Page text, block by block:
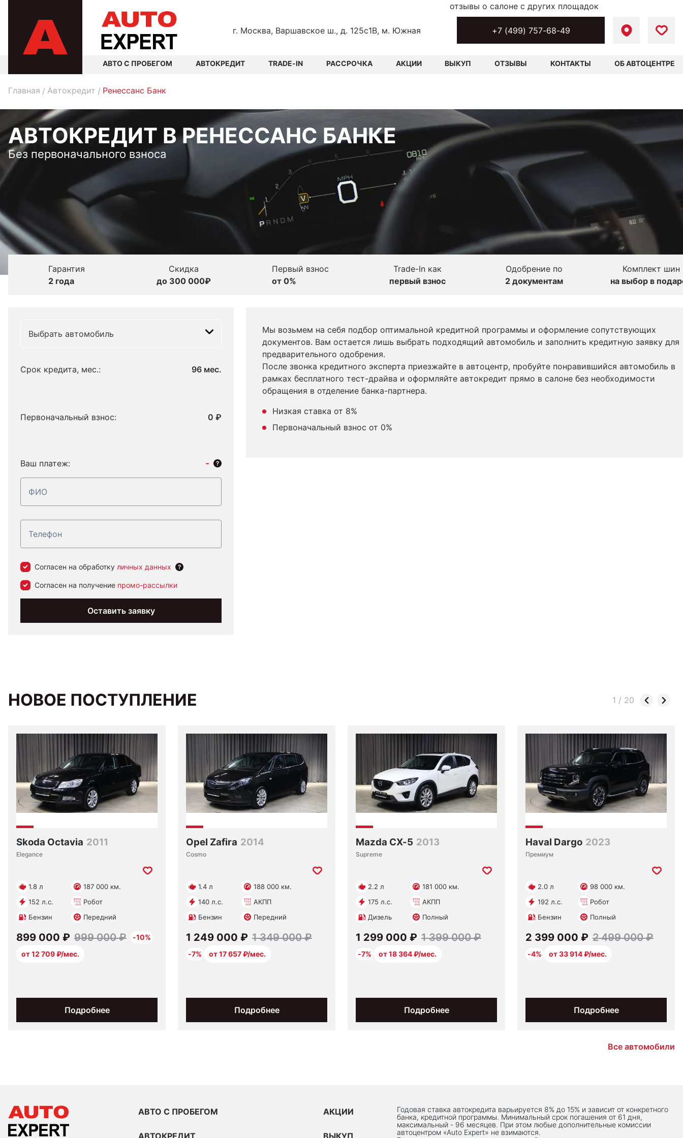
г. Москва, Варшавское ш., д. 125с1В, м. Южная +7 (499) 757-68-49
АВТО С ПРОБЕГОМ АВТОКРЕДИТ TRADE-IN РАССРОЧКА АКЦИИ ВЫКУП ОТЗЫВЫ КОНТАКТЫ ОБ АВТОЦЕНТРЕ
отзывы о салоне с других площадок
Главная Автокредит Ренессанс Банк
АВТОКРЕДИТ В РЕНЕССАНС БАНКЕ
Без первоначального взноса
Гарантия
2 года
Скидка
до 300 000₽
Первый взнос
от 0%
Trade-In как
первый взнос
Одобрение по
2 документам
Комплект шин
на выбор в
Выбрать автомобиль
Срок кредита, мес.: 96 мес.
Первоначальный взнос: 0 ₽
Ваш платеж: -
Согласен на обработку личных данных
Согласен на получение промо-рассылки
Оставить заявку
Мы возьмем на себя подбор оптимальной кредитной программы и оформление сопутствующих
документов. Вам остается лишь выбрать подходящий автомобиль и заполнить кредитную заявку для
предварительного одобрения.
После звонка кредитного эксперта приезжайте в автоцентр, пробуйте понравившийся автомобиль в
рамках бесплатного тест-драйва и оформляйте автокредит прямо в салоне без необходимости
обращения в отделение банка-партнера.
Низкая ставка от 8%
Первоначальный взнос от 0%
НОВОЕ ПОСТУПЛЕНИЕ
Skoda Octavia 2011
Elegance
1.8 л
187 000 км.
152 л.с.
Робот
Бензин
Передний
Подробнее
899 000 ₽ 999 000 ₽
-10%
от 12 709 ₽/мес.
Opel Zafira 2014
Cosmo
1.4 л
188 000 км.
140 л.с.
АКПП
Бензин
Передний
Подробнее
1 249 000 ₽ 1 349 000 ₽
-7% от 17 657 ₽/мес.
Mazda CX-5 2013
Supreme
2.2 л
181 000 км.
175 л.с.
АКПП
Дизель
Полный
Подробнее
1 299 000 ₽ 1 399 000 ₽
-7% от 18 364 ₽/мес.
Haval Dargo 2023
Премиум
2.0 л
98 000 км.
192 л.с.
Робот
Бензин
Полный
Подробнее
2 399 000 ₽ 2 499 000 ₽
-4% от 33 914 ₽/мес.
1 / 20
Все автомобили
АВТО С ПРОБЕГОМ
АВТОКРЕДИТ
АКЦИИ
ВЫКУП
Годовая ставка автокредита варьируется 8% до 15% и зависит от конкретного
банка, кредитной программы. Минимальный срок погашения от 61 дня,
максимальный - 96 месяцев. При этом любые дополнительные комиссии
автоцентром «Auto Expert» не взимаются.